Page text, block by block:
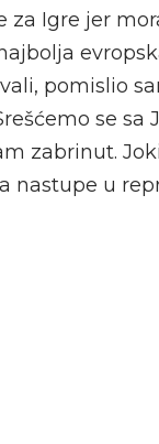
za Igre jer
pomislio
se sa
zabrinut.
nastupe u